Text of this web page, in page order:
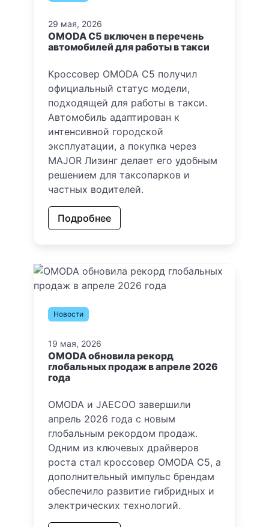
29 мая, 2026
OMODA C5 включен в перечень
автомобилей для работы в такси
Кроссовер OMODA C5 получил
официальный статус модели,
подходящей для работы в такси.
Автомобиль адаптирован к
интенсивной городской
эксплуатации, а покупка через
MAJOR Лизинг делает его удобным
решением для таксопарков и
частных водителей.
Подробнее
Новости
19 мая, 2026
OMODA обновила рекорд
глобальных продаж в апреле 2026
года
OMODA и JAECOO завершили
апрель 2026 года с новым
глобальным рекордом продаж.
Одним из ключевых драйверов
роста стал кроссовер OMODA C5, а
дополнительный импульс брендам
обеспечило развитие гибридных и
электрических технологий.